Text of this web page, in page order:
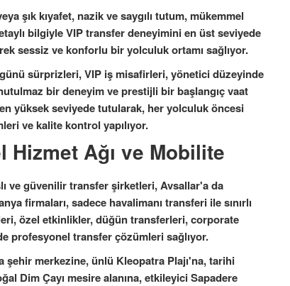
şık kıyafet, nazik ve saygılı tutum, mükemmel
bilgiyle VIP transfer deneyimini en üst seviyede
sessiz ve konforlu bir yolculuk ortamı sağlıyor.
sürprizleri, VIP iş misafirleri, yönetici düzeyinde
bir deneyim ve prestijli bir başlangıç vaat
yüksek seviyede tutularak, her yolculuk öncesi
ve kalite kontrol yapılıyor.
Hizmet Ağı ve Mobilite
ve güvenilir transfer şirketleri, Avsallar'a da
firmaları, sadece havalimanı transferi ile sınırlı
özel etkinlikler, düğün transferleri, corporate
profesyonel transfer çözümleri sağlıyor.
merkezine, ünlü Kleopatra Plajı'na, tarihi
Dim Çayı mesire alanına, etkileyici Sapadere